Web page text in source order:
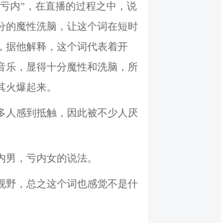
内”，在直播的过程之中，说
的魔性洗脑，让这个词在短时
据他解释，这个词代表着开
乐，显得十分魔性和洗脑，所
爆起来。
人感到抵触，因此被不少人厌
，亏内女的说法。
野，总之这个词也感觉不是什